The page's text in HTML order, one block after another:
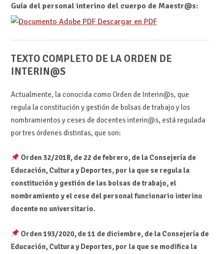
Guía del personal interino del cuerpo de Maestr@s:
Descargar en PDF
TEXTO COMPLETO DE LA ORDEN DE
INTERIN@S
Actualmente, la conocida como Orden de Interin@s, que
regula la constitución y gestión de bolsas de trabajo y los
nombramientos y ceses de docentes interin@s, está regulada
por tres órdenes distintas, que son:
Orden 32/2018, de 22 de febrero, de la Consejería de
Educación, Cultura y Deportes, por la que se regula la
constitución y gestión de las bolsas de trabajo, el
nombramiento y el cese del personal funcionario interino
docente no universitario.
Orden 193/2020, de 11 de diciembre, de la Consejería de
Educación, Cultura y Deportes, por la que se modifica la